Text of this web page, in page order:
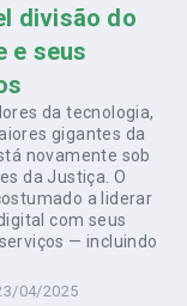
divisão do
e seus
da tecnologia,
gigantes da
novamente sob
da Justiça. O
a liderar
com seus
— incluindo
04/2025